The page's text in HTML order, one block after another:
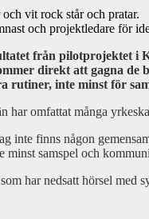
och projektledare för
från pilotprojektet i
direkt att gagna de
rutiner, inte minst för
har omfattat många
inte finns någon
samspel och
har nedsatt hörsel med